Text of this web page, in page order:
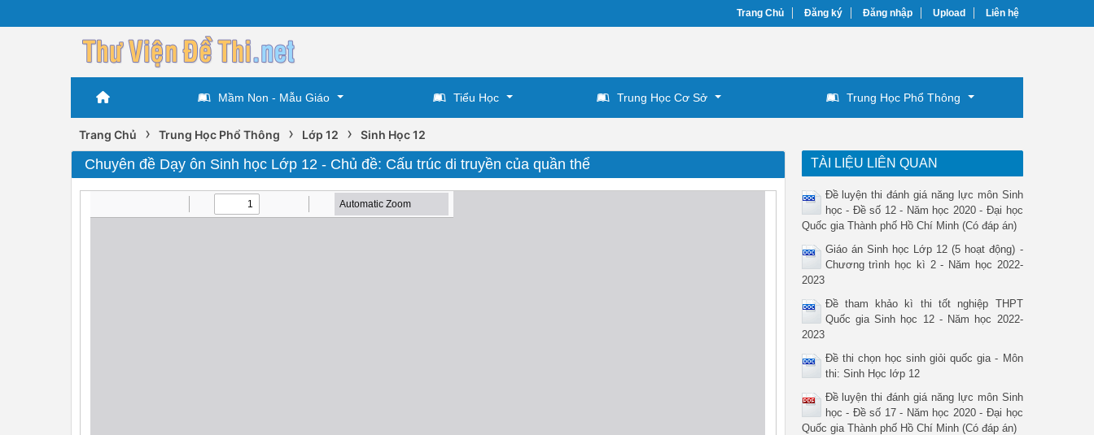
Trang Chủ Đăng ký Đăng nhập Upload Liên hệ
Mầm Non - Mẫu Giáo Tiểu Học Trung Học Cơ Sở Trung Học Phổ Thông
Trang Chủ › Trung Học Phổ Thông › Lớp 12 › Sinh Học 12
Chuyên đề Dạy ôn Sinh học Lớp 12 - Chủ đề: Cấu trúc di truyền của quần thể TÀI LIỆU LIÊN QUAN
Đề luyện thi đánh giá năng lực môn Sinh
học - Đề số 12 - Năm học 2020 - Đại học
Quốc gia Thành phố Hồ Chí Minh (Có đáp án)
Giáo án Sinh học Lớp 12 (5 hoạt động) -
Chương trình học kì 2 - Năm học 2022-
2023
Đề tham khảo kì thi tốt nghiệp THPT
Quốc gia Sinh học 12 - Năm học 2022-
2023
Đề thi chọn học sinh giỏi quốc gia - Môn
thi: Sinh Học lớp 12
Đề luyện thi đánh giá năng lực môn Sinh
học - Đề số 17 - Năm học 2020 - Đại học
Quốc gia Thành phố Hồ Chí Minh (Có đáp án)